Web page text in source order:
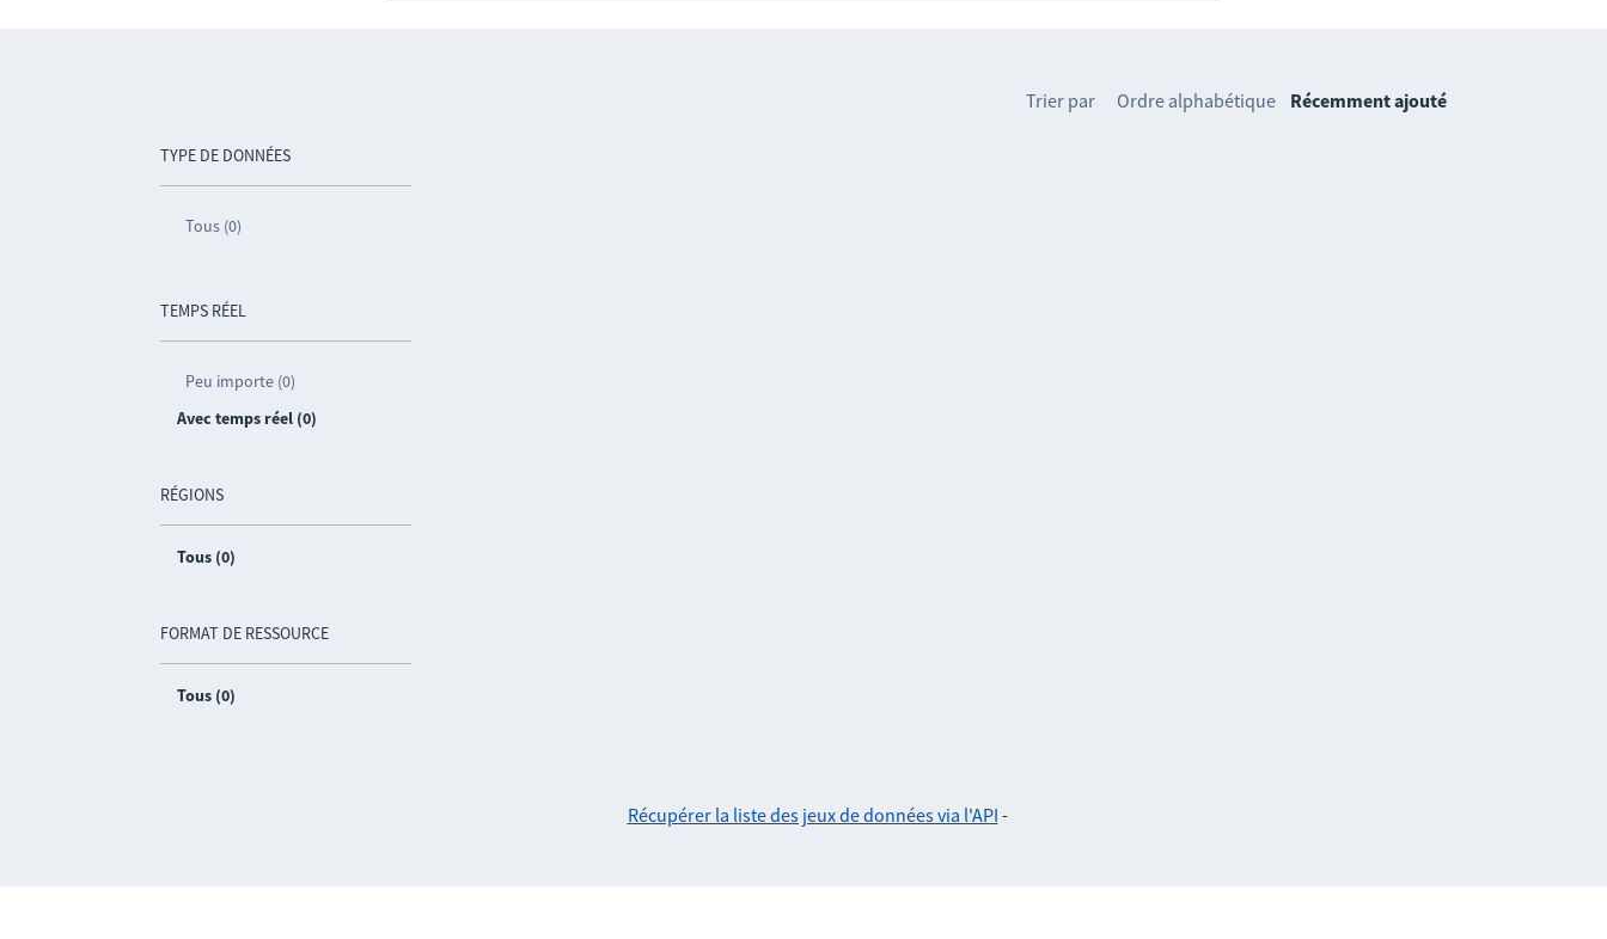
TYPE DE DONNÉES
Tous (0)
TEMPS RÉEL
Peu importe (0)
Avec temps réel (0)
RÉGIONS
Tous (0)
FORMAT DE RESSOURCE
Tous (0)
Trier par Ordre alphabétique Récemment ajouté
Récupérer la liste des jeux de données via l'API -